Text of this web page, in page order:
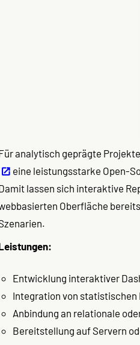
analytisch geprägte
eine leistungsstarke Open-
lassen sich interaktive
Oberfläche
Entwicklung interaktiver
Integration von statistischen
Anbindung an relationale
Bereitstellung auf Servern